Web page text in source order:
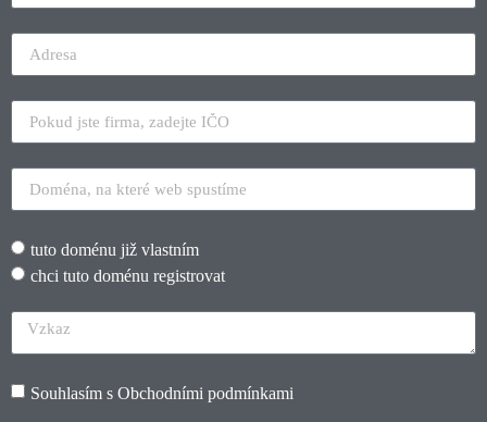
tuto doménu již vlastním
chci tuto doménu registrovat
Souhlasím s Obchodními podmínkami